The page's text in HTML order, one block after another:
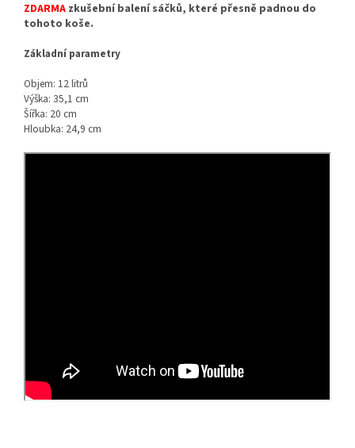
ZDARMA zkušební balení sáčků, které přesně padnou do
tohoto koše.
Základní parametry
Objem: 12 litrů
Výška: 35,1 cm
Šířka: 20 cm
Hloubka: 24,9 cm